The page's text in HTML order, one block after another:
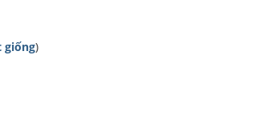
giống)